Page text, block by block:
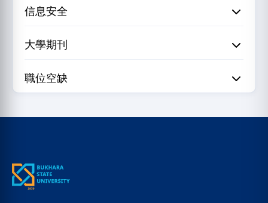
信息安全
大學期刊
職位空缺